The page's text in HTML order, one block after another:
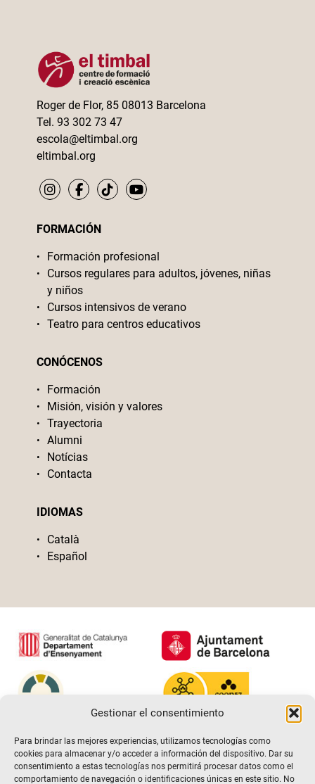
Gestionar el consentimiento
Para brindar las mejores experiencias, utilizamos tecnologías como
cookies para almacenar y/o acceder a información del dispositivo. Dar su
consentimiento a estas tecnologías nos permitirá procesar datos como el
comportamiento de navegación o identificaciones únicas en este sitio. No
Roger de Flor, 85 08013 Barcelona
Tel. 93 302 73 47
escola@eltimbal.org
eltimbal.org
FORMACIÓN
Formación profesional
Cursos regulares para adultos, jóvenes, niñas
y niños
Cursos intensivos de verano
Teatro para centros educativos
CONÓCENOS
Formación
Misión, visión y valores
Trayectoria
Alumni
Notícias
Contacta
IDIOMAS
Català
Español